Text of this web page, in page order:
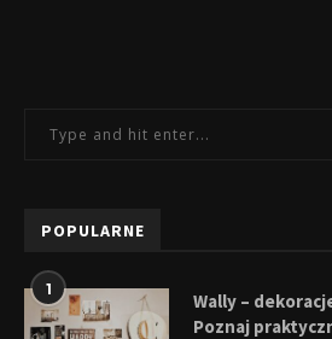
POPULARNE
1
Wally –
Poznaj